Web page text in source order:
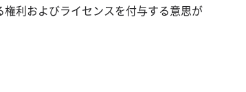
利およびライセンスを付与する意思が